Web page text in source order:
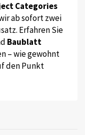
Categories
ab sofort zwei
Erfahren Sie
Baublatt
– wie gewohnt
den Punkt